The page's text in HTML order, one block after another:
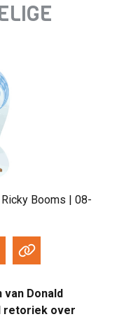
Booms | 08-
Donald
retoriek over